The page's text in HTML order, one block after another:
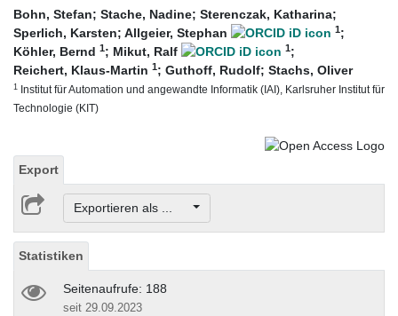
Bohn, Stefan; Stache, Nadine; Sterenczak, Katharina;
Sperlich, Karsten; Allgeier, Stephan 1;
Köhler, Bernd 1; Mikut, Ralf 1;
Reichert, Klaus-Martin 1; Guthoff, Rudolf; Stachs, Oliver
1 Institut für Automation und angewandte Informatik (IAI), Karlsruher Institut für
Technologie (KIT)
Export
Exportieren als ...
Statistiken
Seitenaufrufe: 188
seit 29.09.2023